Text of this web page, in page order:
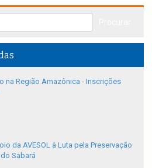
na Região Amazônica - Inscrições
da AVESOL à Luta pela Preservação
Sabará